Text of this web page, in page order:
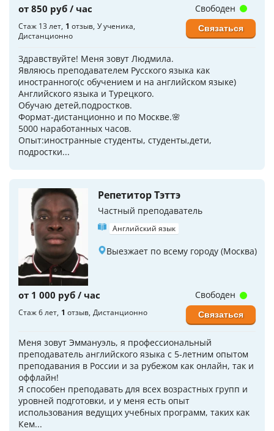
от 850 руб / час
Стаж 13 лет 1 отзыв У ученика
Дистанционно
Здравствуйте! Меня зовут Людмила.
Являюсь преподавателем Русского языка как
иностранного(с обучением и на английском языке)
Английского языка и Турецкого.
Обучаю детей,подростков.
Формат-дистанционно и по Москве.🌸
5000 наработанных часов.
Опыт:иностранные студенты, студенты,дети,
подростки...
Свободен
Связаться
Репетитор Тэттэ
Частный преподаватель
Английский язык
Выезжает по всему городу (Москва)
от 1 000 руб / час
Стаж 6 лет 1 отзыв Дистанционно
Меня зовут Эммануэль, я профессиональный
преподаватель английского языка с 5-летним опытом
преподавания в России и за рубежом как онлайн, так и
оффлайн!
Я способен преподавать для всех возрастных групп и
уровней подготовки, и у меня есть опыт
использования ведущих учебных программ, таких как
Кем...
Свободен
Связаться